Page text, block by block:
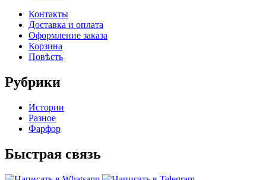
Контакты
Доставка и оплата
Оформление заказа
Корзина
Повѣсть
Рубрики
Истории
Разное
Фарфор
Быстрая связь